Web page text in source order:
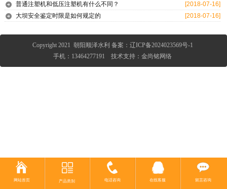
[2018-07-16]
普通注塑机和低压注塑机有什么不同？
[2018-07-16]
大坝安全鉴定时限是如何规定的
Copyright 2021 朝阳顺泽水利 备案： 辽ICP备2024023569号-1
手机：13464277191 技术支持：金尚铭网络
网站首页 产品类别 电话咨询 在线客服 留言咨询